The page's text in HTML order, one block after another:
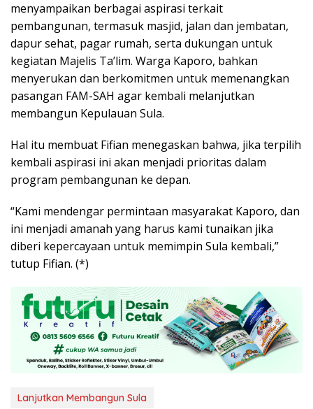
menyampaikan berbagai aspirasi terkait
pembangunan, termasuk masjid, jalan dan jembatan,
dapur sehat, pagar rumah, serta dukungan untuk
kegiatan Majelis Ta’lim. Warga Kaporo, bahkan
menyerukan dan berkomitmen untuk memenangkan
pasangan FAM-SAH agar kembali melanjutkan
membangun Kepulauan Sula.
Hal itu membuat Fifian menegaskan bahwa, jika terpilih
kembali aspirasi ini akan menjadi prioritas dalam
program pembangunan ke depan.
“Kami mendengar permintaan masyarakat Kaporo, dan
ini menjadi amanah yang harus kami tunaikan jika
diberi kepercayaan untuk memimpin Sula kembali,”
tutup Fifian. (*)
Lanjutkan Membangun Sula